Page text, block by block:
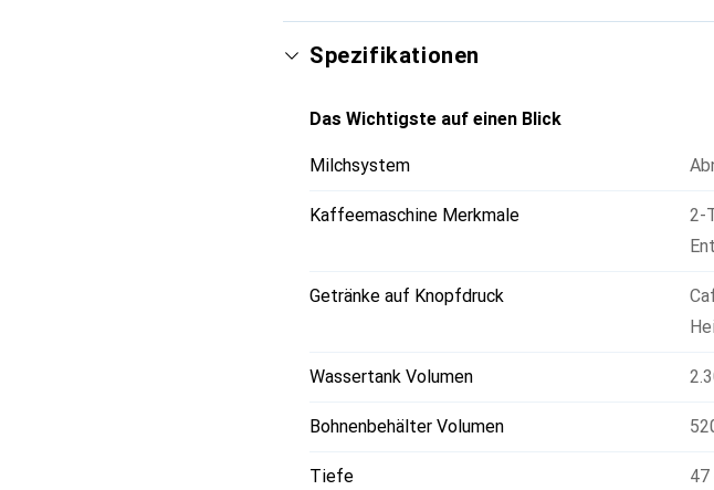
Kaffees, sondern verlängert auch die
auf eine Vielzahl internationaler
EQ.9 plus connect s700 vereint modernste
Spezifikationen
Das Wichtigste auf einen Blick
Milchsystem
Kaffeemaschine Merkmale 2-
Getränke auf Knopfdruck
Wassertank Volumen
Bohnenbehälter Volumen
Tiefe 47